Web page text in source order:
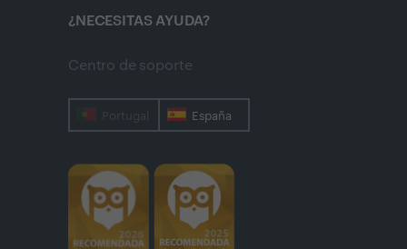
¿NECESITAS AYUDA?
Centro de soporte
Portugal España